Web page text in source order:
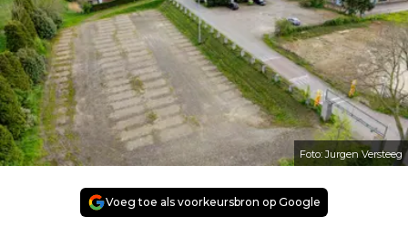
Foto: Jurgen Versteeg
Voeg toe als voorkeursbron op Google